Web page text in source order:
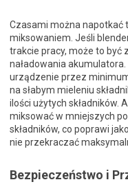
Czasami można napotkać
miksowaniem. Jeśli
trakcie pracy, może to być
naładowania
urządzenie przez
na słabym mieleniu
ilości użytych składników.
miksować w mniejszych
składników, co poprawi
nie przekraczać
Bezpieczeństwo i